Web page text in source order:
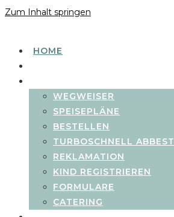
Zum Inhalt springen
HOME
WEGWEISER
SPEISEPLÄNE
BESTELLEN
TURBOSCHNELL
REKLAMATION
KIND REGISTRIEREN
FORMULARE
CATERING